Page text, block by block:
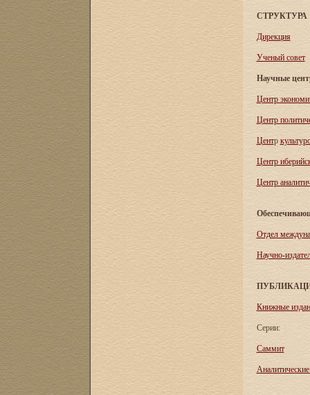
СТРУКТУРА
Дирекция
Ученый совет
Научные
Центр
Центр
Центр
Центр
Центр
Отдел
Научно-
Книжные
Серии:
Саммит
Аналитические